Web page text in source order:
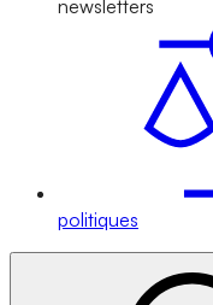
newsletters
politiques